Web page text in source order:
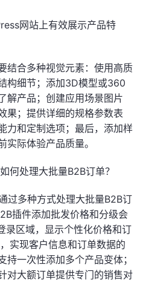
网站上有效展示产品特
结合多种视觉元素：使用高质
构细节；添加3D模型或360
解产品；创建应用场景图片
果；提供详细的规格参数表
力和定制选项；最后，添加样
实际体验产品质量。
何处理大批量B2B订单？
过多种方式处理大批量B2B订
插件添加批发价格和分级会
录区域，显示个性化价格和订
实现客户信息和订单数据的
一次性添加多个产品变体；
对大额订单提供专门的销售对